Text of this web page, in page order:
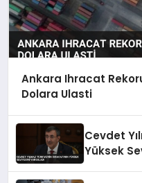
Ankara Ihracat
Dolara Ulasti
Cevdet
Yüksek